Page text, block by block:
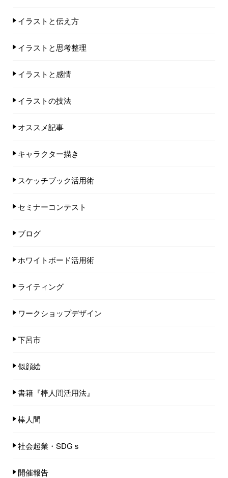
イラストと伝え方
イラストと思考整理
イラストと感情
イラストの技法
オススメ記事
キャラクター描き
スケッチブック活用術
セミナーコンテスト
ブログ
ホワイトボード活用術
ライティング
ワークショップデザイン
下呂市
似顔絵
書籍『棒人間活用法』
棒人間
社会起業・SDGｓ
開催報告